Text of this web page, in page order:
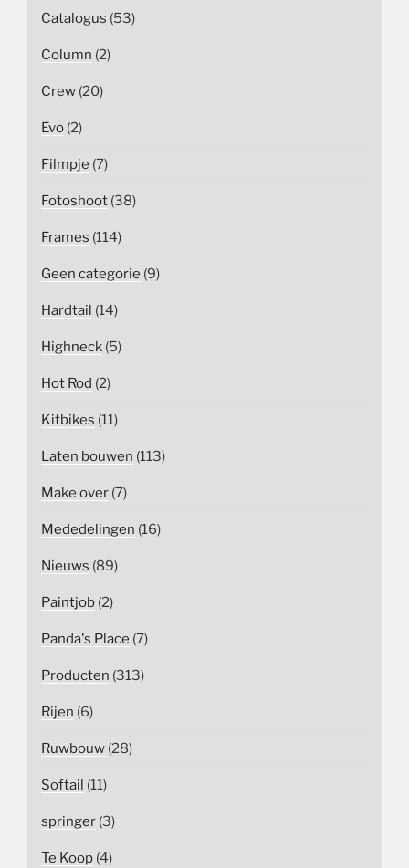
Catalogus (53)
Column (2)
Crew (20)
Evo (2)
Filmpje (7)
Fotoshoot (38)
Frames (114)
Geen categorie (9)
Hardtail (14)
Highneck (5)
Hot Rod (2)
Kitbikes (11)
Laten bouwen (113)
Make over (7)
Mededelingen (16)
Nieuws (89)
Paintjob (2)
Panda's Place (7)
Producten (313)
Rijen (6)
Ruwbouw (28)
Softail (11)
springer (3)
Te Koop (4)